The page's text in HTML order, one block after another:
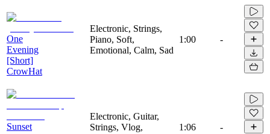
One
Evening
[Short]
CrowHat
Electronic, Strings,
Piano, Soft,
Emotional, Calm, Sad
1:00 -
Sunset
Electronic, Guitar,
Strings, Vlog,
1:06 -